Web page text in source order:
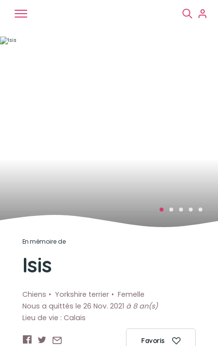
En mémoire de
Isis
Chiens Yorkshire terrier
Femelle
Nous a quittés le 26 Nov. 2021 à 8 an(s)
Lieu de vie : Calais
Favoris